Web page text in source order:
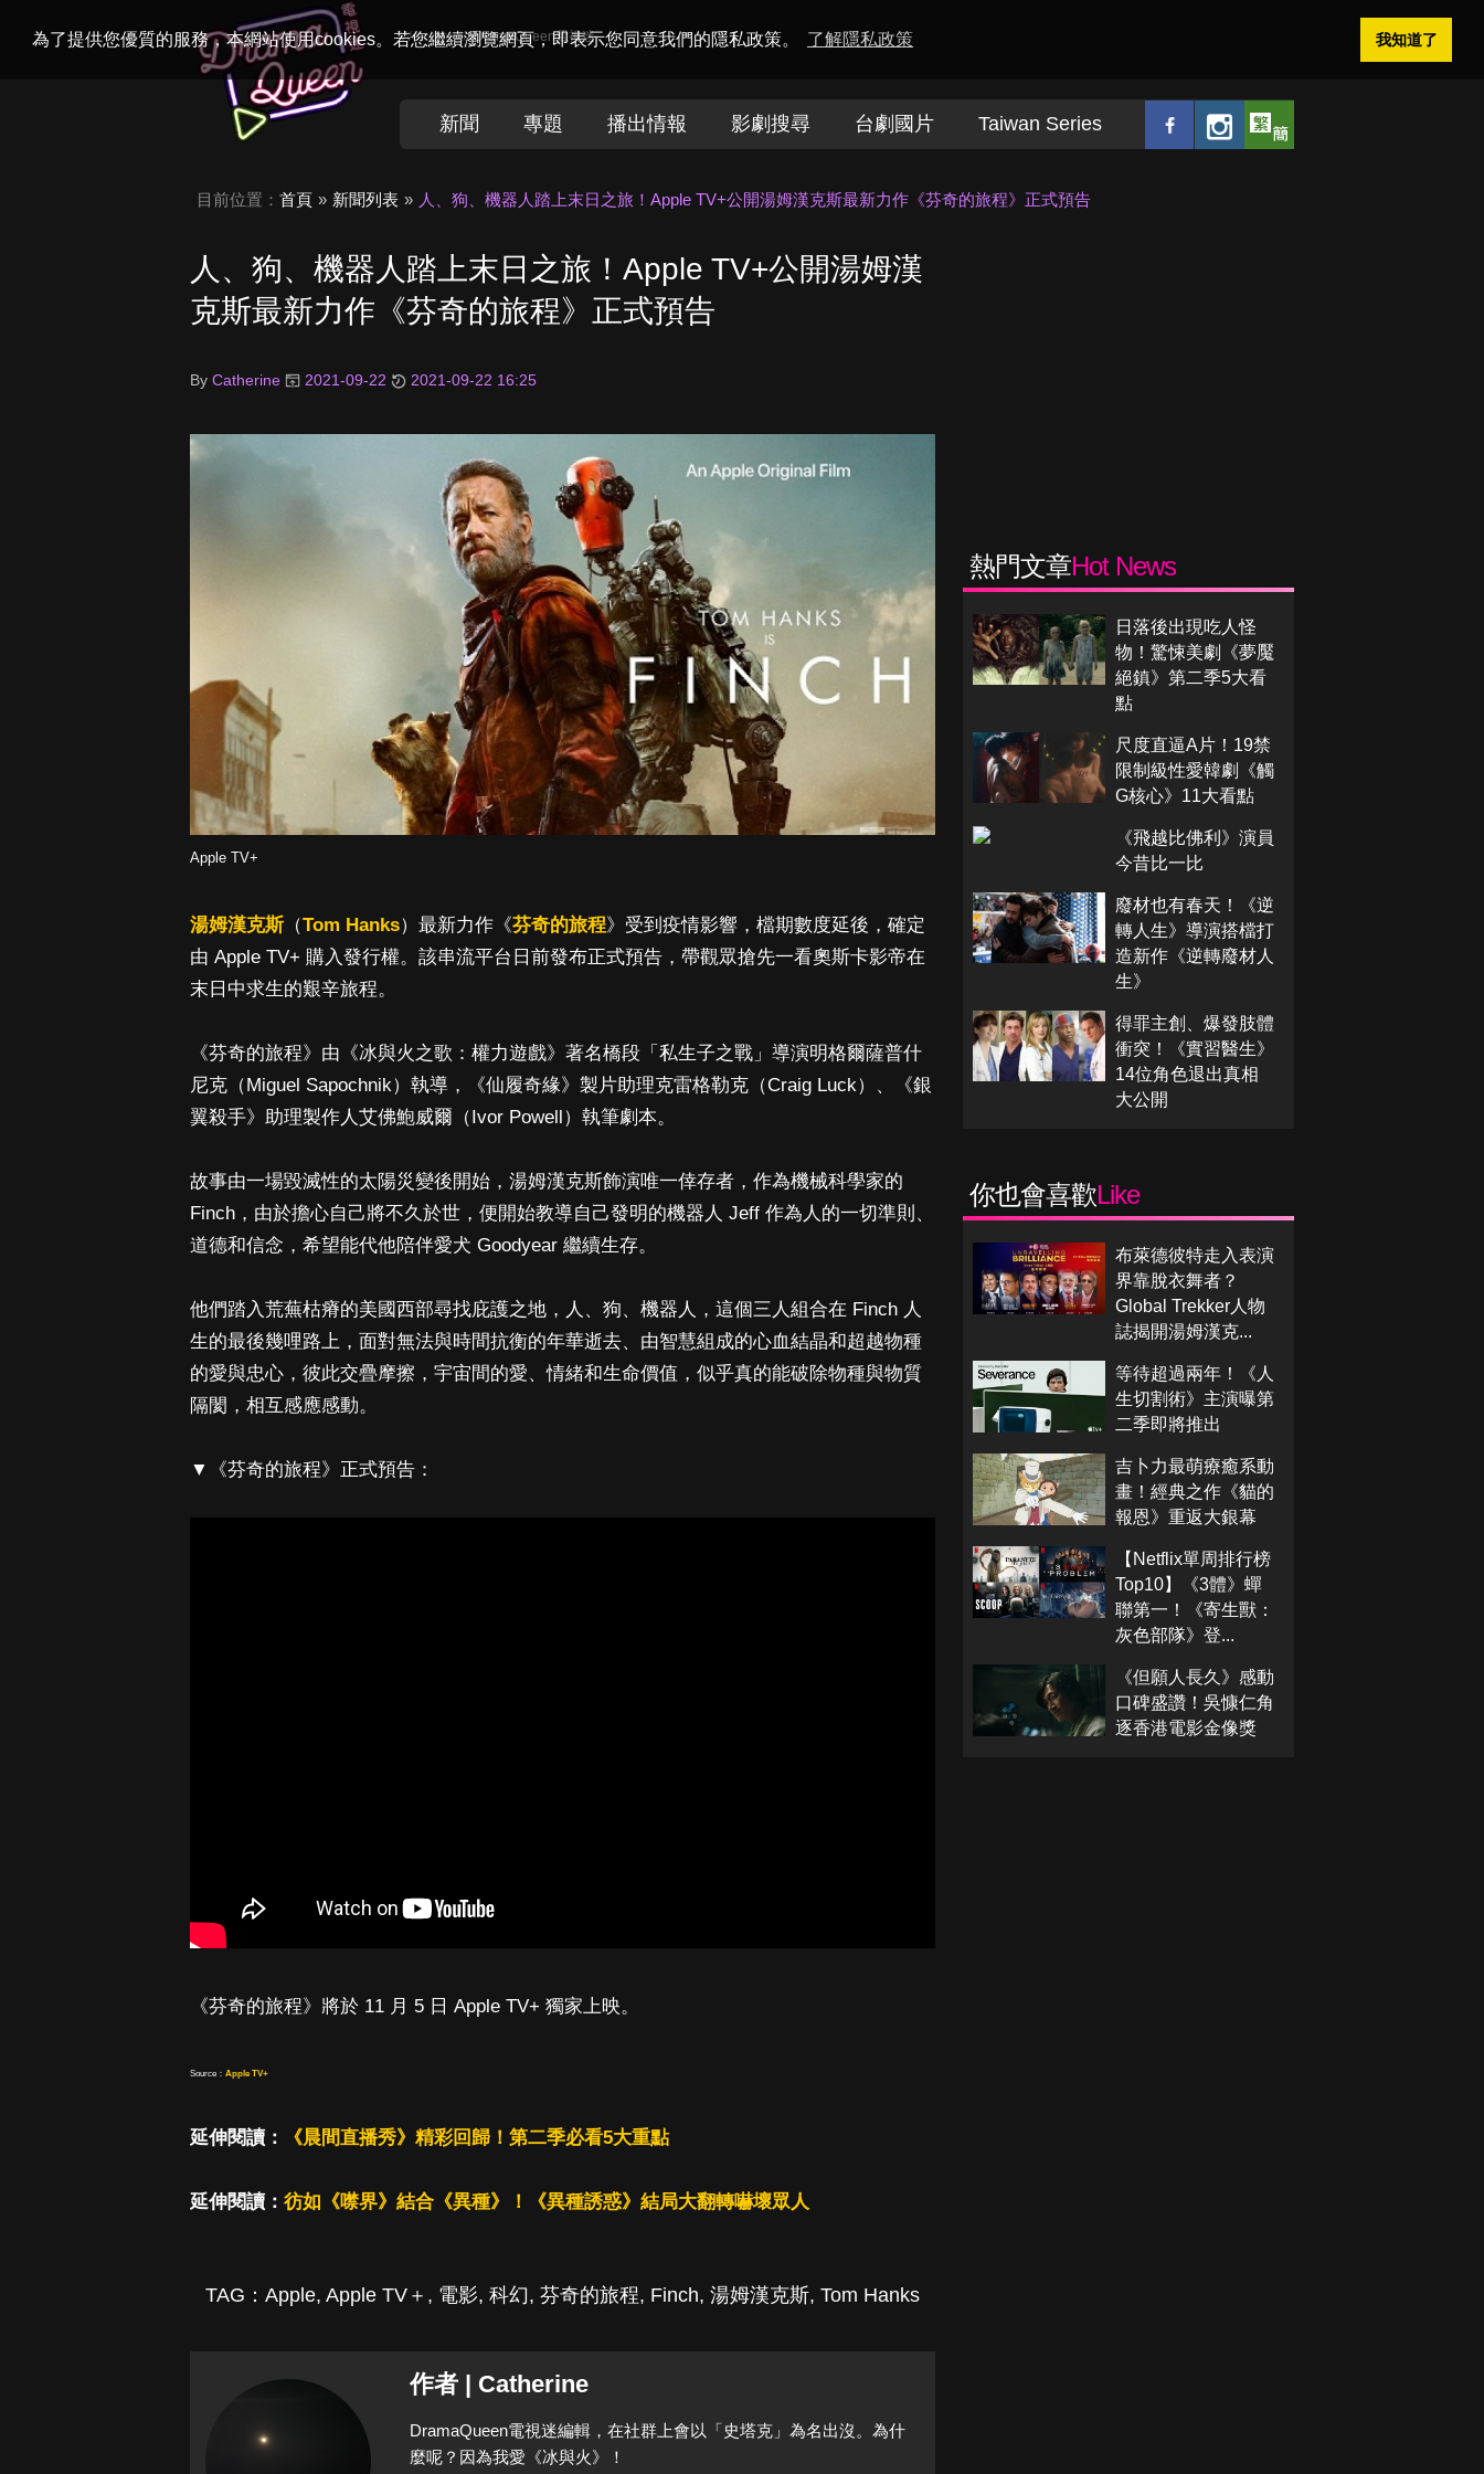
為了提供您優質的服務，本網站使用cookies。若您繼續瀏覽網頁，即表示您同意我們的隱私政策。 了解隱私政策 我知道了
Welcome toDramaQueen電視迷
新聞 專題 播出情報 影劇搜尋 台劇國片 Taiwan Series
目前位置： 首頁 新聞列表 人、狗、機器人踏上末日之旅！Apple TV+公開湯姆漢克斯最新力作《芬奇的旅程》正式預告
人、狗、機器人踏上末日之旅！Apple TV+公開湯姆漢
克斯最新力作《芬奇的旅程》正式預告
By Catherine 2021-09-22 2021-09-22 16:25
Apple TV+
湯姆漢克斯（Tom Hanks）最新力作《芬奇的旅程》受到疫情影響，檔期數度延後，確定
由 Apple TV+ 購入發行權。該串流平台日前發布正式預告，帶觀眾搶先一看奧斯卡影帝在
末日中求生的艱辛旅程。
《芬奇的旅程》由《冰與火之歌：權力遊戲》著名橋段「私生子之戰」導演明格爾薩普什
尼克（Miguel Sapochnik）執導，《仙履奇緣》製片助理克雷格勒克（Craig Luck）、《銀
翼殺手》助理製作人艾佛鮑威爾（Ivor Powell）執筆劇本。
故事由一場毀滅性的太陽災變後開始，湯姆漢克斯飾演唯一倖存者，作為機械科學家的
Finch，由於擔心自己將不久於世，便開始教導自己發明的機器人 Jeff 作為人的一切準則、
道德和信念，希望能代他陪伴愛犬 Goodyear 繼續生存。
他們踏入荒蕪枯瘠的美國西部尋找庇護之地，人、狗、機器人，這個三人組合在 Finch 人
生的最後幾哩路上，面對無法與時間抗衡的年華逝去、由智慧組成的心血結晶和超越物種
的愛與忠心，彼此交疊摩擦，宇宙間的愛、情緒和生命價值，似乎真的能破除物種與物質
隔閡，相互感應感動。
▼《芬奇的旅程》正式預告：
《芬奇的旅程》將於 11 月 5 日 Apple TV+ 獨家上映。
Source： Apple TV+
延伸閱讀： 《晨間直播秀》精彩回歸！第二季必看5大重點
延伸閱讀： 彷如《噤界》結合《異種》！《異種誘惑》結局大翻轉嚇壞眾人
TAG： Apple, Apple TV＋ , 電影, 科幻, 芬奇的旅程, Finch, 湯姆漢克斯, Tom Hanks
作者 | Catherine
DramaQueen電視迷編輯，在社群上會以「史塔克」為名出沒。為什
麼呢？因為我愛《冰與火》！
熱門文章Hot News
日落後出現吃人怪
物！驚悚美劇《夢魘
絕鎮》第二季5大看
點
尺度直逼A片！19禁
限制級性愛韓劇《觸
G核心》11大看點
《飛越比佛利》演員
今昔比一比
廢材也有春天！《逆
轉人生》導演搭檔打
造新作《逆轉廢材人
生》
得罪主創、爆發肢體
衝突！《實習醫生》
14位角色退出真相
大公開
你也會喜歡Like
布萊德彼特走入表演
界靠脫衣舞者？
Global Trekker人物
誌揭開湯姆漢克...
等待超過兩年！《人
生切割術》主演曝第
二季即將推出
吉卜力最萌療癒系動
畫！經典之作《貓的
報恩》重返大銀幕
【Netflix單周排行榜
Top10】《3體》蟬
聯第一！《寄生獸：
灰色部隊》登...
《但願人長久》感動
口碑盛讚！吳慷仁角
逐香港電影金像獎